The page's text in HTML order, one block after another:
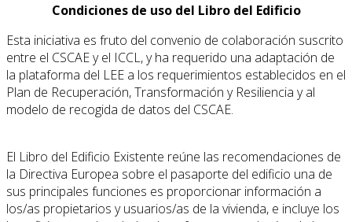
Condiciones de uso del Libro del Edificio
Esta iniciativa es fruto del convenio de colaboración suscrito
entre el CSCAE y el ICCL, y ha requerido una adaptación de
la plataforma del LEE a los requerimientos establecidos en el
Plan de Recuperación, Transformación y Resiliencia y al
modelo de recogida de datos del CSCAE.
El Libro del Edificio Existente reúne las recomendaciones de
la Directiva Europea sobre el pasaporte del edificio una de
sus principales funciones es proporcionar información a
los/as propietarios y usuarios/as de la vivienda, e incluye los